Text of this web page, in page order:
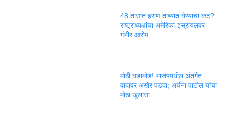
48 तासांत इराण ताब्यात घेण्याचा कट?
राष्ट्राध्यक्षांचा अमेरिका-इस्रायलवर
गंभीर आरोप
मोठी घडामोड! भाजपमधील अंतर्गत
वादावर अखेर पडदा; अर्चना पाटील यांचा
मोठा खुलासा